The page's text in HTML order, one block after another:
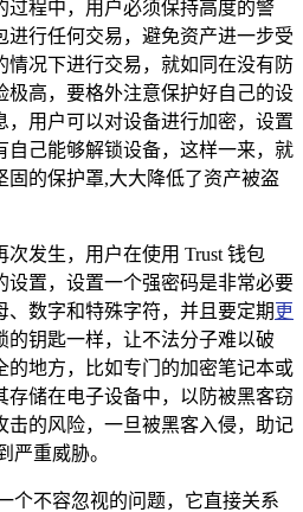
过程中，用户必须保持高度的警
进行任何交易，避免资产进一步受
情况下进行交易，就如同在没有防
极高，要格外注意保护好自己的设
，用户可以对设备进行加密，设置
自己能够解锁设备，这样一来，就
固的保护罩,大大降低了资产被盗
次发生，用户在使用 Trust 钱包
设置，设置一个强密码是非常必要
、数字和特殊字符，并且要定期 更
的钥匙一样，让不法分子难以破
的地方，比如专门的加密笔记本或
存储在电子设备中，以防被黑客窃
击的风险，一旦被黑客入侵，助记
严重威胁。
个不容忽视的问题，它直接关系